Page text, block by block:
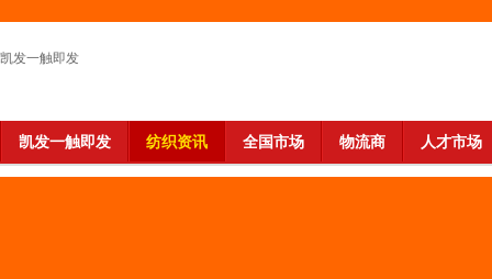
凯发一触即发
凯发一触即发 纺织资讯 全国市场 物流商 人才市场